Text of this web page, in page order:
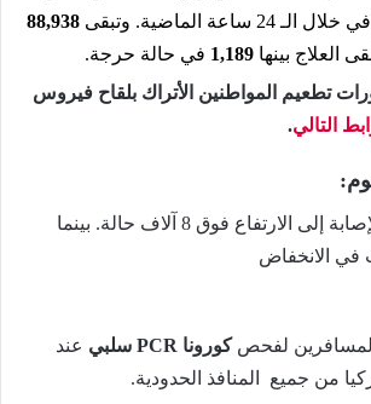
24 ساعة الماضية. وتبقى
88,938
العلاج بينها 1,189 في حالة حرجة.
تطعيم المواطنين الأتراك بلقاح فيروس
التالي.
عودة حالات الإصابة إلى الارتفاع فوق 8 آلاف حالة. بينما
في الانخفاض
المسافرين لفحصكورونا PCR سلبي
عند
من جميع المنافذ الحدودية.